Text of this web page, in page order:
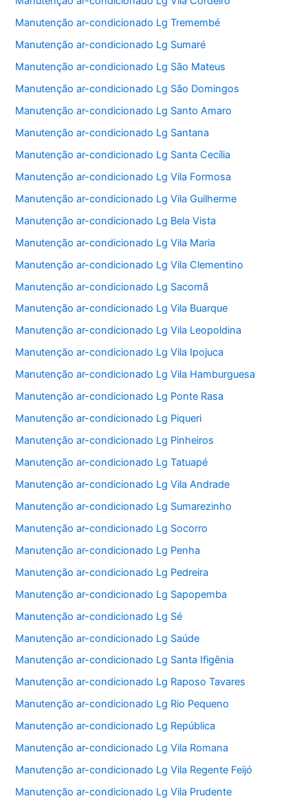
Manutenção ar-condicionado Lg Tremembé
Manutenção ar-condicionado Lg Sumaré
Manutenção ar-condicionado Lg São Mateus
Manutenção ar-condicionado Lg São Domingos
Manutenção ar-condicionado Lg Santo Amaro
Manutenção ar-condicionado Lg Santana
Manutenção ar-condicionado Lg Santa Cecília
Manutenção ar-condicionado Lg Vila Formosa
Manutenção ar-condicionado Lg Vila Guilherme
Manutenção ar-condicionado Lg Bela Vista
Manutenção ar-condicionado Lg Vila Maria
Manutenção ar-condicionado Lg Vila Clementino
Manutenção ar-condicionado Lg Sacomã
Manutenção ar-condicionado Lg Vila Buarque
Manutenção ar-condicionado Lg Vila Leopoldina
Manutenção ar-condicionado Lg Vila Ipojuca
Manutenção ar-condicionado Lg Vila Hamburguesa
Manutenção ar-condicionado Lg Ponte Rasa
Manutenção ar-condicionado Lg Piqueri
Manutenção ar-condicionado Lg Pinheiros
Manutenção ar-condicionado Lg Tatuapé
Manutenção ar-condicionado Lg Vila Andrade
Manutenção ar-condicionado Lg Sumarezinho
Manutenção ar-condicionado Lg Socorro
Manutenção ar-condicionado Lg Penha
Manutenção ar-condicionado Lg Pedreira
Manutenção ar-condicionado Lg Sapopemba
Manutenção ar-condicionado Lg Sé
Manutenção ar-condicionado Lg Saúde
Manutenção ar-condicionado Lg Santa Ifigênia
Manutenção ar-condicionado Lg Raposo Tavares
Manutenção ar-condicionado Lg Rio Pequeno
Manutenção ar-condicionado Lg República
Manutenção ar-condicionado Lg Vila Romana
Manutenção ar-condicionado Lg Vila Regente Feijó
Manutenção ar-condicionado Lg Vila Prudente